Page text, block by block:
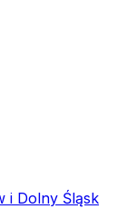
i Dolny Śląsk